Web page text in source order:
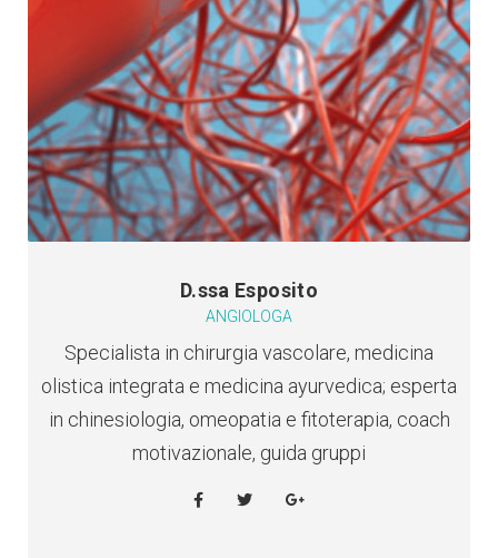
D.ssa Esposito
ANGIOLOGA
Specialista in chirurgia vascolare, medicina
olistica integrata e medicina ayurvedica; esperta
in chinesiologia, omeopatia e fitoterapia, coach
motivazionale, guida gruppi